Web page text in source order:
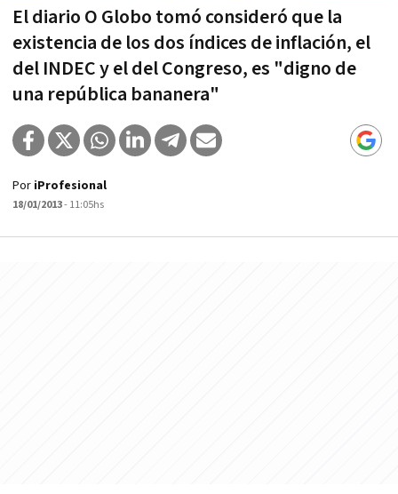
El diario O Globo tomó consideró que la
existencia de los dos índices de inflación, el
del INDEC y el del Congreso, es "digno de
una república bananera"
Por iProfesional
18/01/2013- 11:05hs